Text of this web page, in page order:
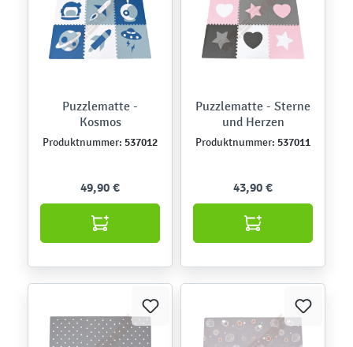
Puzzlematte -
Kosmos
Produktnummer: 537012
49,90 €
Puzzlematte - Sterne
und Herzen
Produktnummer: 537011
43,90 €